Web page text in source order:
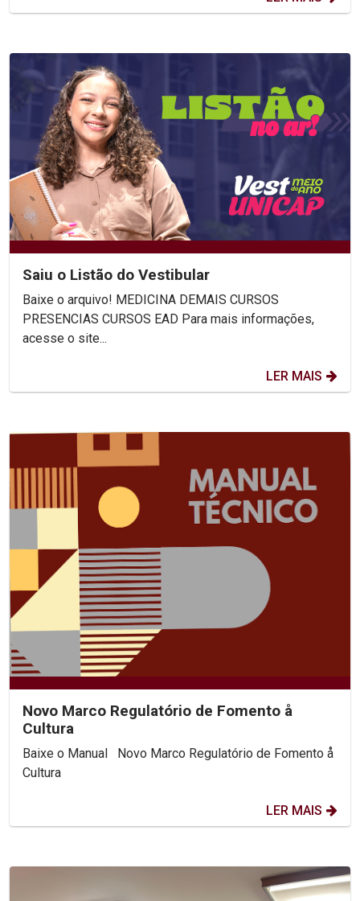
Saiu o Listão do Vestibular
Baixe o arquivo! MEDICINA DEMAIS CURSOS
PRESENCIAS CURSOS EAD Para mais informações,
acesse o site...
LER MAIS
Novo Marco Regulatório de Fomento å
Cultura
Baixe o Manual Novo Marco Regulatório de Fomento å
Cultura
LER MAIS